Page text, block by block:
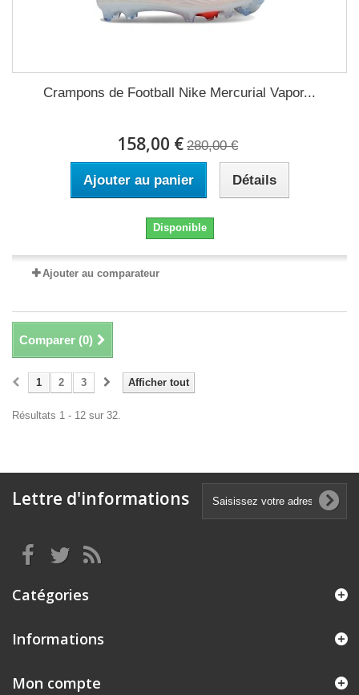
Crampons de Football Nike Mercurial Vapor...
158,00 € 280,00 €
Ajouter au panier Détails
Disponible
Ajouter au comparateur
Comparer (0)
Afficher tout
1 2 3
Résultats 1 - 12 sur 32.
Lettre d'informations
Catégories
Informations
Mon compte